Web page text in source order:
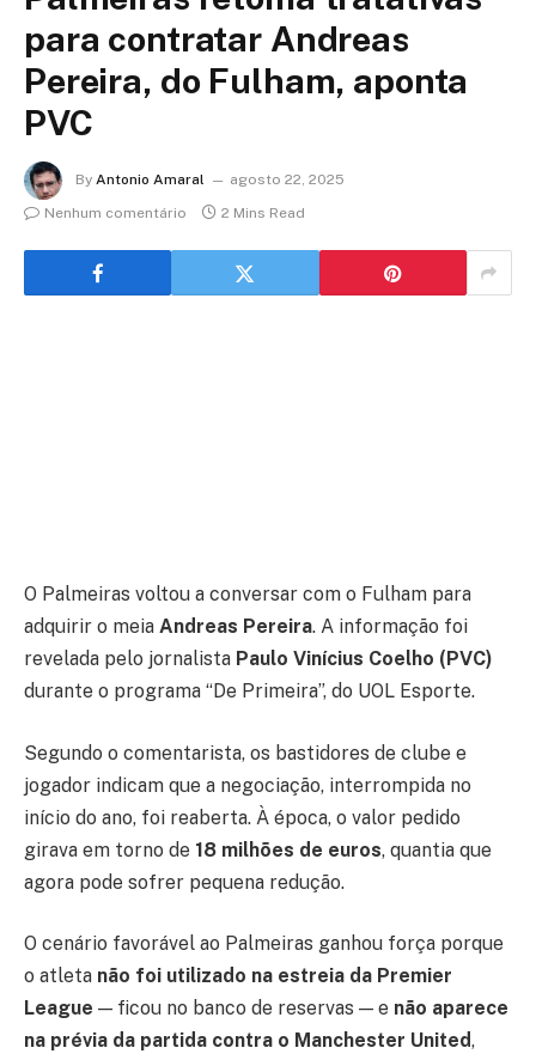
para contratar Andreas
Pereira, do Fulham, aponta
PVC
By Antonio Amaral
agosto 22, 2025
Nenhum comentário
2 Mins Read
O Palmeiras voltou a conversar com o Fulham para
adquirir o meia Andreas Pereira. A informação foi
revelada pelo jornalista Paulo Vinícius Coelho (PVC)
durante o programa “De Primeira”, do UOL Esporte.
Segundo o comentarista, os bastidores de clube e
jogador indicam que a negociação, interrompida no
início do ano, foi reaberta. À época, o valor pedido
girava em torno de 18 milhões de euros, quantia que
agora pode sofrer pequena redução.
O cenário favorável ao Palmeiras ganhou força porque
o atleta não foi utilizado na estreia da Premier
League — ficou no banco de reservas — e não aparece
na prévia da partida contra o Manchester United,